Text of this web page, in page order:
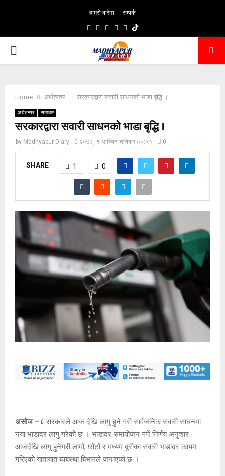
हाम्रो बारेमा सम्पर्क
Facebook
TwitterPinterest
Youtube
Email
PRIMARY
Home अर्थतन्त्र सरकारद्वारा सवारी साधनको भाडा बृद्धि ।
अर्थतन्त्र समाचार
सरकारद्वारा सवारी साधनको भाडा बृद्धि ।
by Madhyapur Diary २०७८, ९ आश्विन शनिबार ००:५१ 0
SHARE 1 0
असोज –८ सरकारले आज देखि लागु हुने गरी सार्वजनिक सवारी साधनमा
नया भाडादर लागु गरेको छ । भाडादर समायोजन गर्ने निर्णय अनुशार
आजदेखि लागु हुनेगरी लामो, छोटो र मध्यम दुरीका सवारी भाडादर कायम
गरिएको यातायात ब्यबस्था बिभागले जनाएको छ ।